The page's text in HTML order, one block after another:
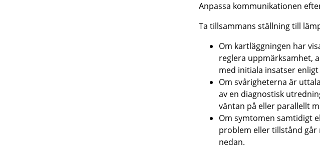
Anpassa kommunikationen
Ta tillsammans ställning till
Om kartläggningen har
reglera uppmärksamhet,
med initiala insatser enligt
Om svårigheterna är
av en diagnostisk
väntan på eller parallellt
Om symtomen samtidigt
problem eller tillstånd
nedan.